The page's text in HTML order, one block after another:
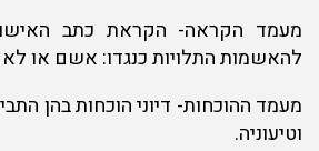
מעמד הקראה- הקראת כתב
להאשמות התלויות כנגדו: אשם או
מעמד ההוכחות- דיוני הוכחות בהן
וטיעוניה.